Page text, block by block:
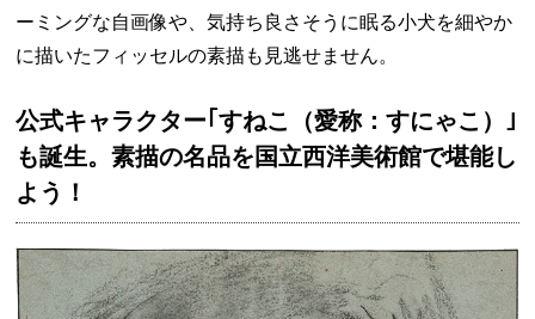
ーミングな自画像や、気持ち良さそうに眠る小犬を細やか
に描いたフィッセルの素描も見逃せません。
公式キャラクター｢すねこ（愛称：すにゃこ）｣
も誕生。素描の名品を国立西洋美術館で堪能し
よう！